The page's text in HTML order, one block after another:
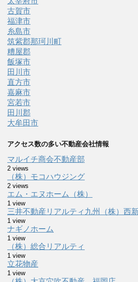
古賀市
福津市
糸島市
筑紫郡那珂川町
糟屋郡
飯塚市
田川市
直方市
嘉麻市
宮若市
田川郡
大牟田市
アクセス数の多い不動産会社情報
マルイチ商会不動産部
2 views
（株）モコハウジング
2 views
エム・エヌホーム（株）
1 view
三井不動産リアルティ九州（株）西
1 view
ナギノホーム
1 view
（株）総合リアルティ
1 view
立花物産
1 view